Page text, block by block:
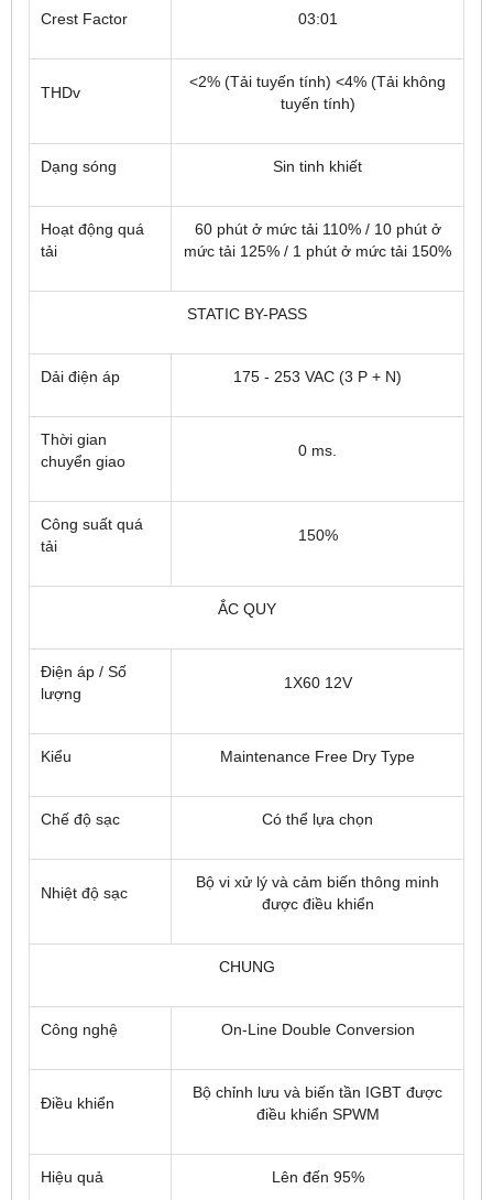
Crest Factor 03:01
THDv
<2% (Tải tuyến tính) <4% (Tải không
tuyến tính)
Dạng sóng Sin tinh khiết
Hoạt động quá
tải
60 phút ở mức tải 110% / 10 phút ở
mức tải 125% / 1 phút ở mức tải 150%
STATIC BY-PASS
Dải điện áp 175 - 253 VAC (3 P + N)
Thời gian
chuyển giao
0 ms.
Công suất quá
tải
150%
ẮC QUY
Điện áp / Số
lượng
1X60 12V
Kiểu Maintenance Free Dry Type
Chế độ sạc Có thể lựa chọn
Nhiệt độ sạc
Bộ vi xử lý và cảm biến thông minh
được điều khiển
CHUNG
Công nghệ On-Line Double Conversion
Điều khiển
Bộ chỉnh lưu và biến tần IGBT được
điều khiển SPWM
Hiệu quả Lên đến 95%